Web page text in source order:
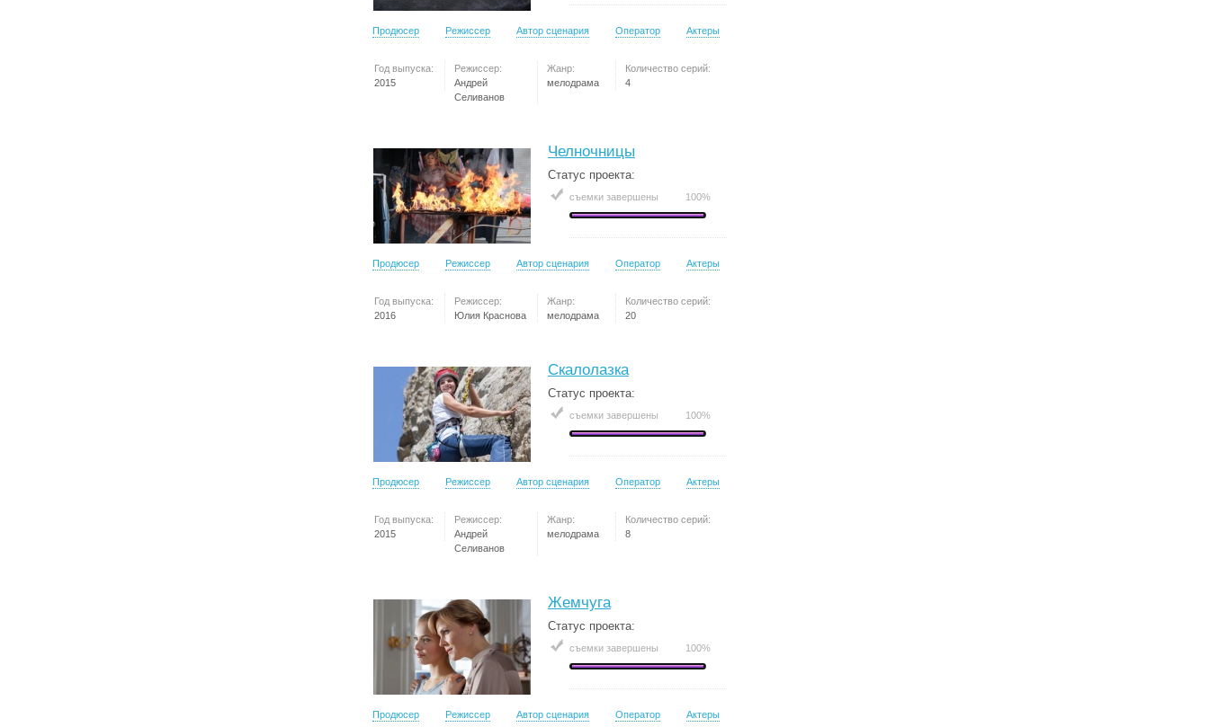
Продюсер Режиссер Автор сценария Оператор Актеры
Год выпуска:
2015
Режиссер:
Андрей
Селиванов
Жанр:
мелодрама
Количество серий:
4
Челночницы
Статус проекта:
съемки завершены 100%
Продюсер Режиссер Автор сценария Оператор Актеры
Год выпуска:
2016
Режиссер:
Юлия Краснова
Жанр:
мелодрама
Количество серий:
20
Скалолазка
Статус проекта:
съемки завершены 100%
Продюсер Режиссер Автор сценария Оператор Актеры
Год выпуска:
2015
Режиссер:
Андрей
Селиванов
Жанр:
мелодрама
Количество серий:
8
Жемчуга
Статус проекта:
съемки завершены 100%
Продюсер Режиссер Автор сценария Оператор Актеры